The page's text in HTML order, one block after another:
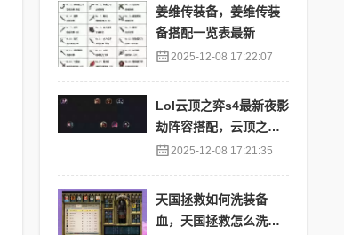
姜维传装备，姜维传装
备搭配一览表最新
2025-12-08 17:22:07
Lol云顶之弈s4最新夜影
劫阵容搭配，云顶之奕
夜影劫阵容
2025-12-08 17:21:35
天国拯救如何洗装备
血，天国拯救怎么洗衣